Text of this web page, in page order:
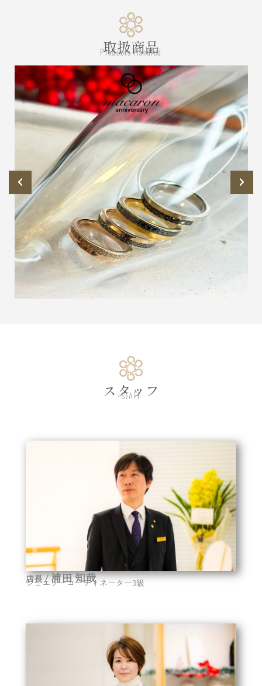
取扱商品
Products Handled
スタッフ
STAFF
店長 /浦田 知哉
ジュエリーコーディネーター3級